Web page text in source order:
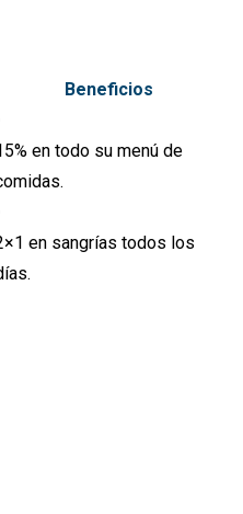
Beneficios
en todo su menú de
en sangrías todos los